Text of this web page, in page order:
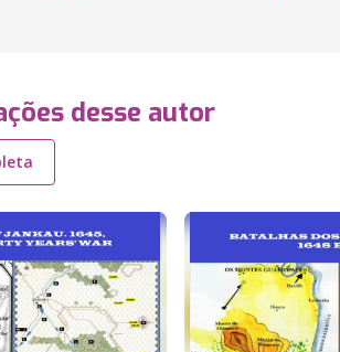
desse autor